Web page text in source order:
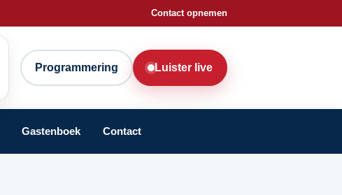
Contact opnemen
Programmering Luister live
Gastenboek Contact